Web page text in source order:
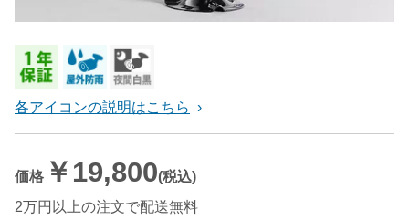
各アイコンの説明はこちら
価格 ￥19,800(税込)
2万円以上の注文で配送無料